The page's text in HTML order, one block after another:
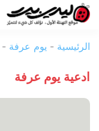
بيرد
الرئيسية - يوم عرفة -
ادعية يوم عرفة